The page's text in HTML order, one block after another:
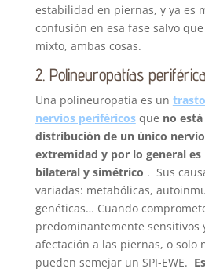
estabilidad en piernas, y ya es
confusión en esa fase salvo
mixto, ambas cosas.
2. Polineuropatías
Una polineuropatía es un
nervios periféricosque no
distribución de un único
extremidad y por lo general
bilateral y simétrico . Sus
variadas: metabólicas,
genéticas… Cuando
predominantemente sensitivos
afectación a las piernas, o solo
pueden semejar un SPI-EWE.